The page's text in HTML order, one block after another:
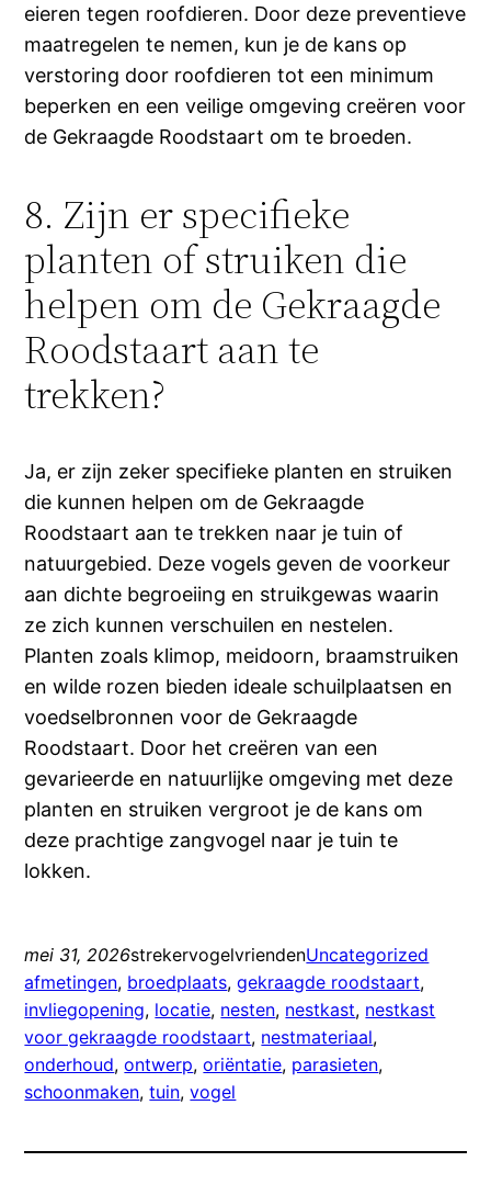
eieren tegen roofdieren. Door deze preventieve
maatregelen te nemen, kun je de kans op
verstoring door roofdieren tot een minimum
beperken en een veilige omgeving creëren voor
de Gekraagde Roodstaart om te broeden.
8. Zijn er specifieke
planten of struiken die
helpen om de Gekraagde
Roodstaart aan te
trekken?
Ja, er zijn zeker specifieke planten en struiken
die kunnen helpen om de Gekraagde
Roodstaart aan te trekken naar je tuin of
natuurgebied. Deze vogels geven de voorkeur
aan dichte begroeiing en struikgewas waarin
ze zich kunnen verschuilen en nestelen.
Planten zoals klimop, meidoorn, braamstruiken
en wilde rozen bieden ideale schuilplaatsen en
voedselbronnen voor de Gekraagde
Roodstaart. Door het creëren van een
gevarieerde en natuurlijke omgeving met deze
planten en struiken vergroot je de kans om
deze prachtige zangvogel naar je tuin te
lokken.
mei 31, 2026strekervogelvriendenUncategorized
afmetingen, broedplaats, gekraagde roodstaart
invliegopening, locatie, nesten, nestkast, nestkast
voor gekraagde roodstaart, nestmateriaal
onderhoud, ontwerp, oriëntatie, parasieten
schoonmaken, tuin, vogel